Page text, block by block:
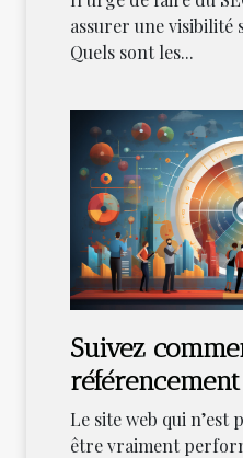
assurer une visibilité
Quels sont les...
Suivez
web
Le site web qui n’est
être vraiment